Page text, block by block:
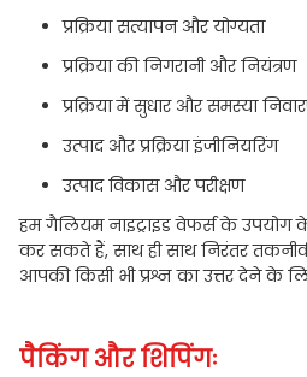
प्रक्रिया सत्यापन और योग्यता
प्रक्रिया की निगरानी और नियंत्रण
प्रक्रिया में सुधार और समस्या
उत्पाद और प्रक्रिया इंजीनियरिंग
उत्पाद विकास और परीक्षण
हम गैलियम नाइट्राइड वेफर्स के उपयोग के
कर सकते हैं, साथ ही साथ निरंतर
आपकी किसी भी प्रश्न का उत्तर देने के
पैकिंग और शिपिंगः